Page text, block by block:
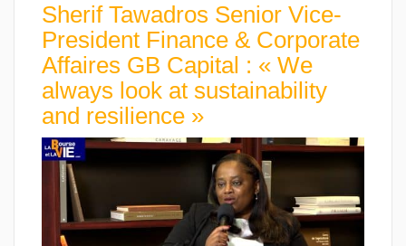
Sherif Tawadros Senior Vice-
President Finance & Corporate
Affaires GB Capital : « We
always look at sustainability
and resilience »